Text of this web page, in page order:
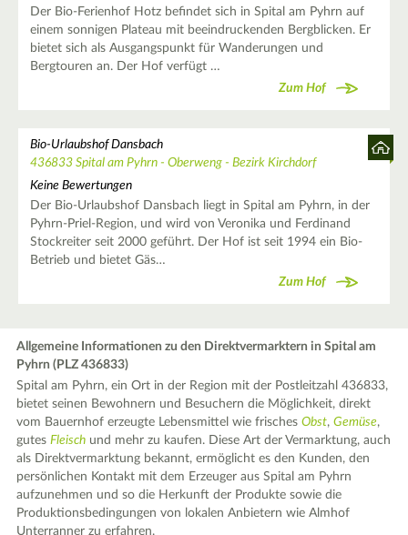
Der Bio-Ferienhof Hotz befindet sich in Spital am Pyhrn auf
einem sonnigen Plateau mit beeindruckenden Bergblicken. Er
bietet sich als Ausgangspunkt für Wanderungen und
Bergtouren an. Der Hof verfügt …
Zum Hof
Bio-Urlaubshof Dansbach
436833 Spital am Pyhrn - Oberweng - Bezirk Kirchdorf
Keine Bewertungen
Der Bio-Urlaubshof Dansbach liegt in Spital am Pyhrn, in der
Pyhrn-Priel-Region, und wird von Veronika und Ferdinand
Stockreiter seit 2000 geführt. Der Hof ist seit 1994 ein Bio-
Betrieb und bietet Gäs…
Zum Hof
Allgemeine Informationen zu den Direktvermarktern in Spital am
Pyhrn (PLZ 436833)
Spital am Pyhrn, ein Ort in der Region mit der Postleitzahl 436833,
bietet seinen Bewohnern und Besuchern die Möglichkeit, direkt
vom Bauernhof erzeugte Lebensmittel wie frischesObst,Gemüse,
gutesFleisch und mehr zu kaufen. Diese Art der Vermarktung, auch
als Direktvermarktung bekannt, ermöglicht es den Kunden, den
persönlichen Kontakt mit dem Erzeuger aus Spital am Pyhrn
aufzunehmen und so die Herkunft der Produkte sowie die
Produktionsbedingungen von lokalen Anbietern wie Almhof
Unterranner zu erfahren.